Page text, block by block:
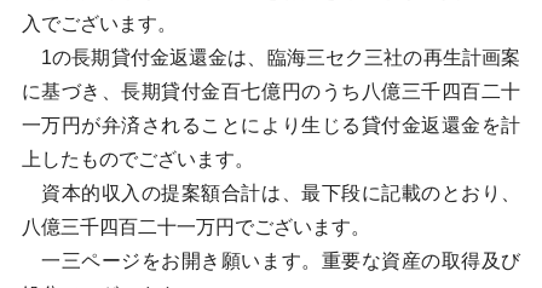
入でございます。
1の長期貸付金返還金は、臨海三セク三社の再生計画案
に基づき、長期貸付金百七億円のうち八億三千四百二十
一万円が弁済されることにより生じる貸付金返還金を計
上したものでございます。
資本的収入の提案額合計は、最下段に記載のとおり、
八億三千四百二十一万円でございます。
一三ページをお開き願います。重要な資産の取得及び